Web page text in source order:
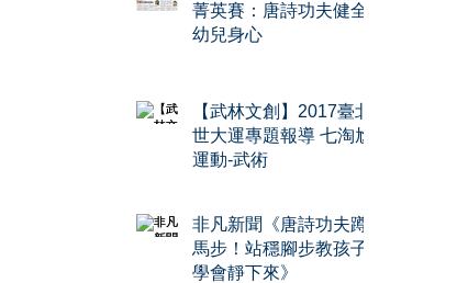
菁英賽：唐詩功夫健全
幼兒身心
【武林文創】2017臺北
世大運專題報導 七淘尬
運動-武術
非凡新聞《唐詩功夫蹲
馬步！站穩腳步教孩子
學會靜下來》